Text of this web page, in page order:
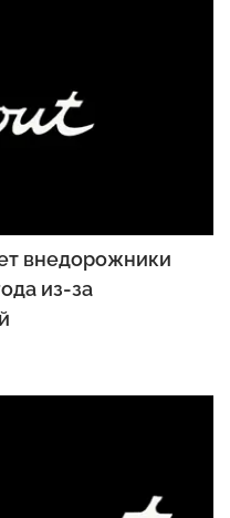
внедорожники
из-за